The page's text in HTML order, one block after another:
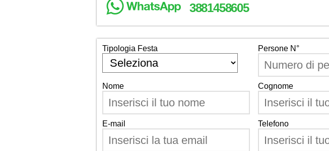
3881458605
Tipologia Festa Persone N°
Nome Cognome
E-mail Telefono